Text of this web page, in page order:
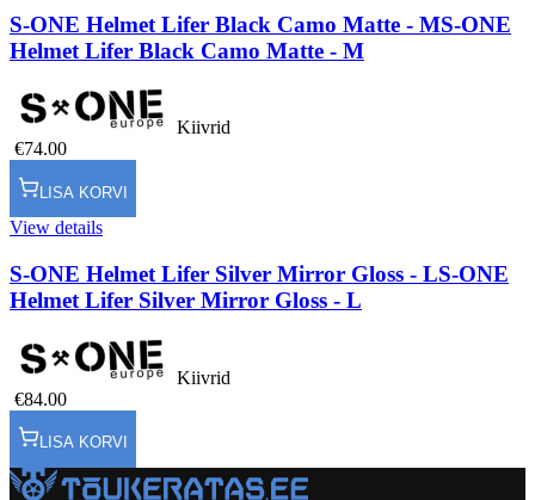
S-ONE Helmet Lifer Black Camo Matte - MS-ONE
Helmet Lifer Black Camo Matte - M
Kiivrid
€74.00
LISA KORVI
View details
S-ONE Helmet Lifer Silver Mirror Gloss - LS-ONE
Helmet Lifer Silver Mirror Gloss - L
Kiivrid
€84.00
LISA KORVI